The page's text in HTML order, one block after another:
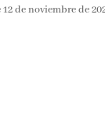
de noviembre de